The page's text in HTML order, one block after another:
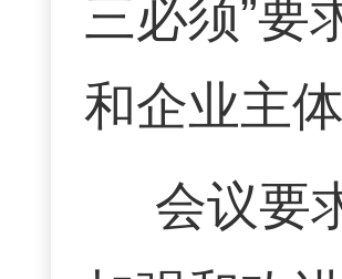
三必须”要
和企业主
会议要